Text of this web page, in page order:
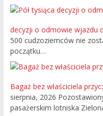
decyzji o odmowie wjazdu
500 cudzoziemców nie
początku…
Bagaż bez właściciela
sierpnia, 2026
pasażerskim lotniska